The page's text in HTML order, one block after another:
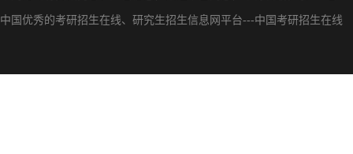
中国优秀的考研招生在线、 研究生招生信息网 平台---中国考研招生在线